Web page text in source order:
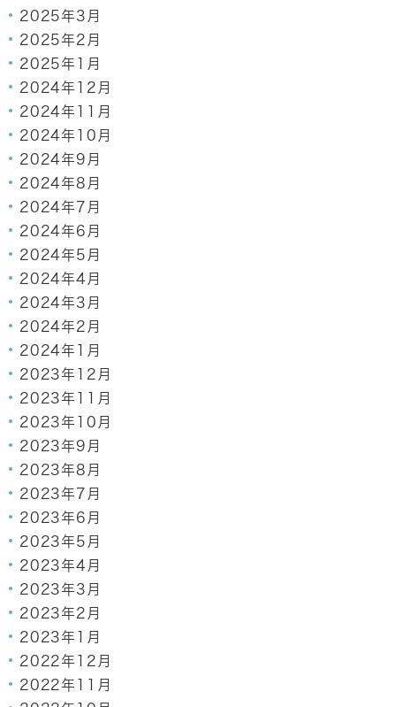
2025年3月
2025年2月
2025年1月
2024年12月
2024年11月
2024年10月
2024年9月
2024年8月
2024年7月
2024年6月
2024年5月
2024年4月
2024年3月
2024年2月
2024年1月
2023年12月
2023年11月
2023年10月
2023年9月
2023年8月
2023年7月
2023年6月
2023年5月
2023年4月
2023年3月
2023年2月
2023年1月
2022年12月
2022年11月